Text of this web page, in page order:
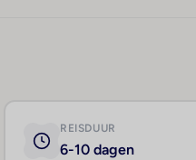
REISDUUR
6-10 dagen